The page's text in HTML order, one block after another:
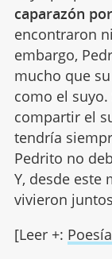
caparazón
encontraron
embargo,
mucho que
como el
compartir el
tendría
Pedrito no
Y, desde este
vivieron
[Leer +: